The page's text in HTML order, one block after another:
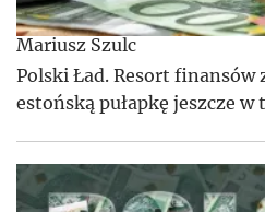
Mariusz Szulc
Polski Ład. Resort finansów
estońską pułapkę jeszcze w